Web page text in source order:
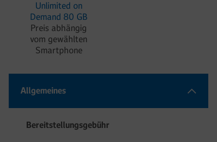
Unlimited on
Demand 80 GB
Preis abhängig
vom gewählten
Smartphone
Allgemeines
Bereitstellungsgebühr